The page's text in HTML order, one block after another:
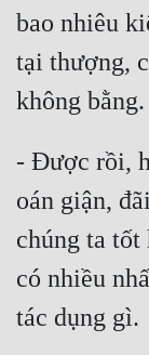
Gia Đấu
Góc Nhìn Nam
Huyền Huyễn
Huyền Ảo
Hài Hước
bao nhiêu
tại thượng,
không bằng.
- Được rồi,
oán giận,
chúng ta tốt
có nhiều
tác dụng gì.